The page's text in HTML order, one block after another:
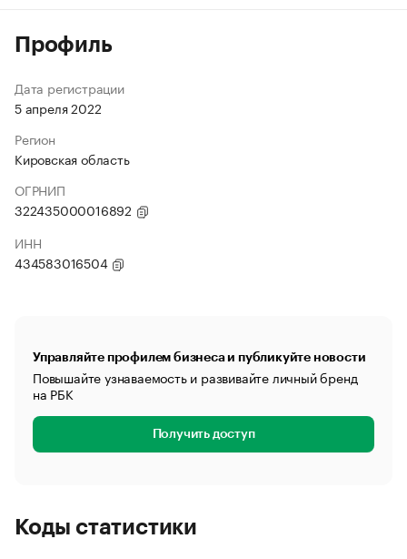
Профиль
Дата регистрации
5 апреля 2022
Регион
Кировская область
ОГРНИП
322435000016892
ИНН
434583016504
Управляйте профилем бизнеса и публикуйте новости
Повышайте узнаваемость и развивайте личный бренд
на РБК
Получить доступ
Коды статистики